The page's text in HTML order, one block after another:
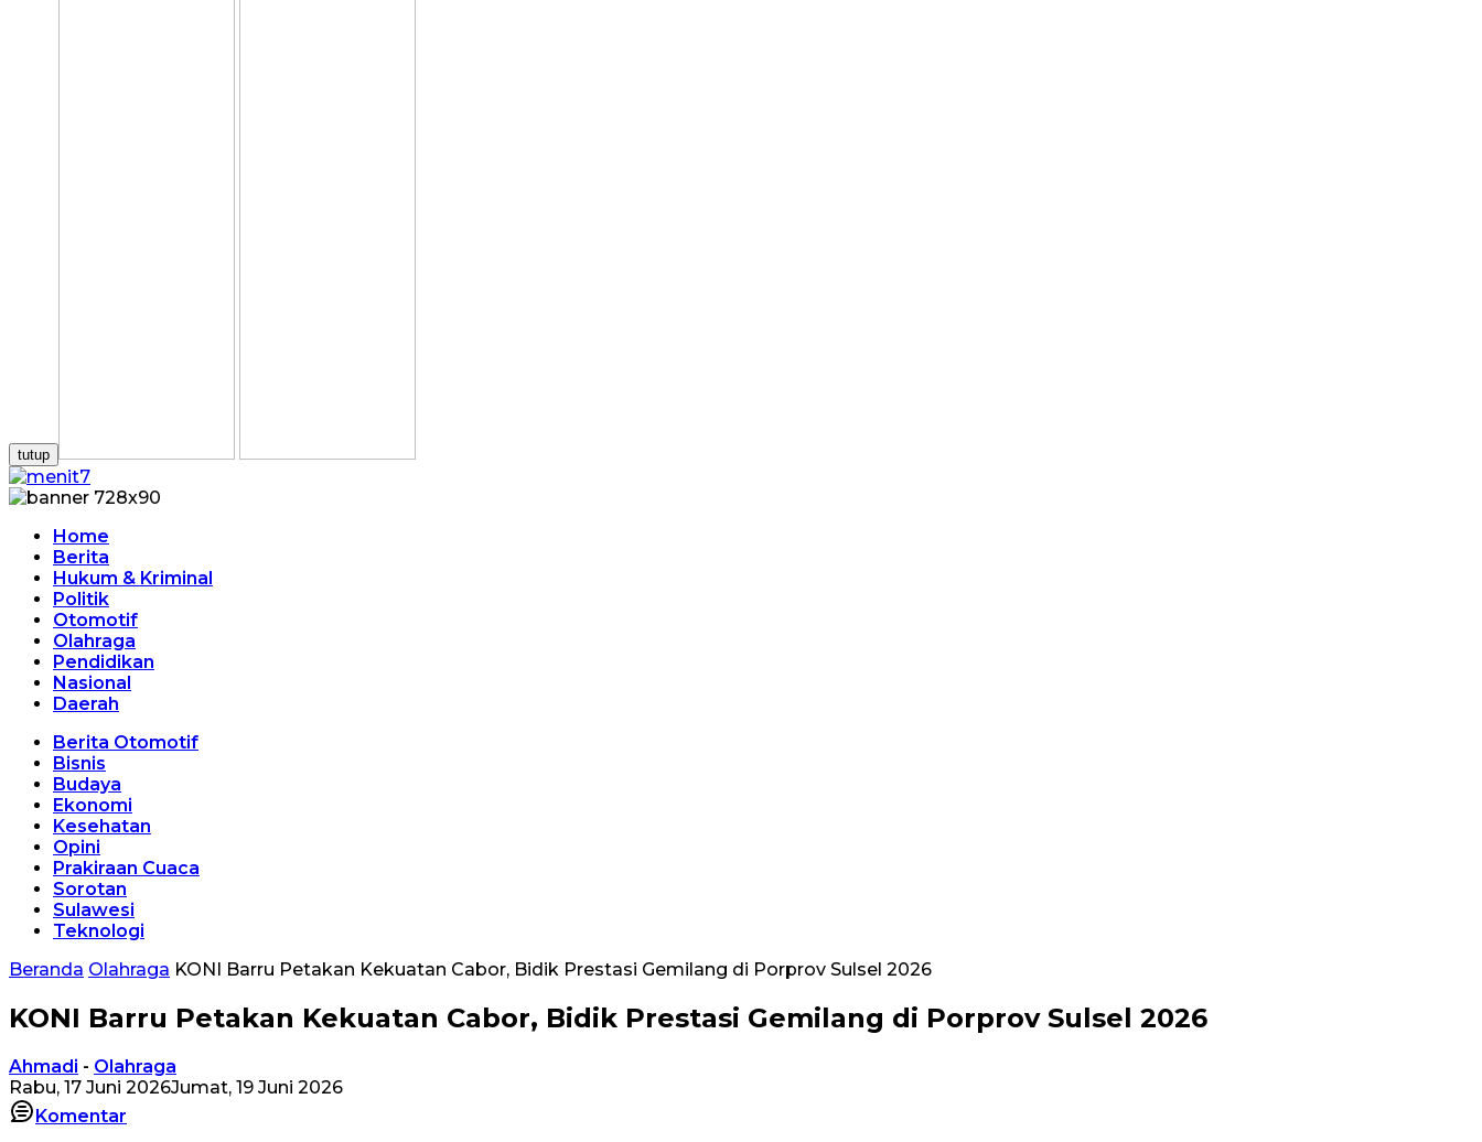
tutup
Home
Berita
Hukum & Kriminal
Politik
Otomotif
Olahraga
Pendidikan
Nasional
Daerah
Berita Otomotif
Bisnis
Budaya
Ekonomi
Kesehatan
Opini
Prakiraan Cuaca
Sorotan
Sulawesi
Teknologi
Beranda Olahraga KONI Barru Petakan Kekuatan Cabor, Bidik Prestasi Gemilang di Porprov Sulsel 2026
KONI Barru Petakan Kekuatan Cabor, Bidik Prestasi Gemilang di Porprov Sulsel 2026
Ahmadi - Olahraga
Rabu, 17 Juni 2026Jumat, 19 Juni 2026
Komentar